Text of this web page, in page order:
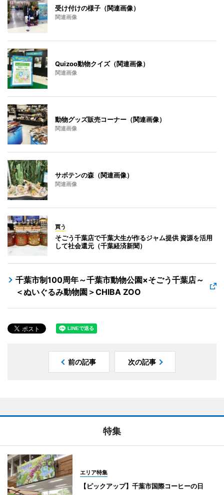
受け付けの様子（関連画像）
関連画像
Quizoo動物クイズ（関連画像）
関連画像
動物グッズ販売コーナー（関連画像）
関連画像
サボテンの森（関連画像）
関連画像
買う
そごう千葉店で千葉大生が作るジャム提供 資源を活用
して社会還元（千葉経済新聞）
千葉市制100周年～千葉市動物公園×そごう千葉店～
＜ぬいぐるみ動物園＞CHIBA ZOO
前の記事 次の記事
特集
エリア特集
【ピックアップ】千葉市国際コーヒーの日